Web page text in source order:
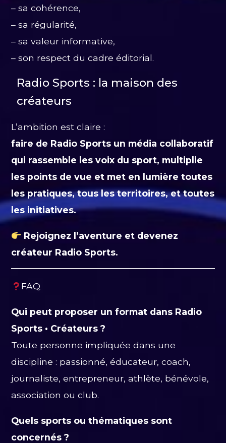
– sa cohérence,
– sa régularité,
– sa valeur informative,
– son respect du cadre éditorial.
Radio Sports : la maison des
créateurs
L’ambition est claire :
faire de Radio Sports un média collaboratif
qui rassemble les voix du sport, multiplie
les points de vue et met en lumière toutes
les pratiques, tous les territoires, et toutes
les initiatives.
Rejoignez l’aventure et devenez
créateur Radio Sports.
FAQ
Qui peut proposer un format dans Radio
Sports • Créateurs ?
Toute personne impliquée dans une
discipline : passionné, éducateur, coach,
journaliste, entrepreneur, athlète, bénévole,
association ou club.
Quels sports ou thématiques sont
concernés ?